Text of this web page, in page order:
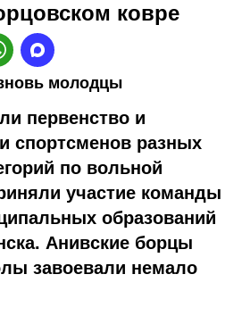
ковре
молодцы
первенство и
спортсменов разных
по вольной
участие команды
образований
Анивские борцы
завоевали немало